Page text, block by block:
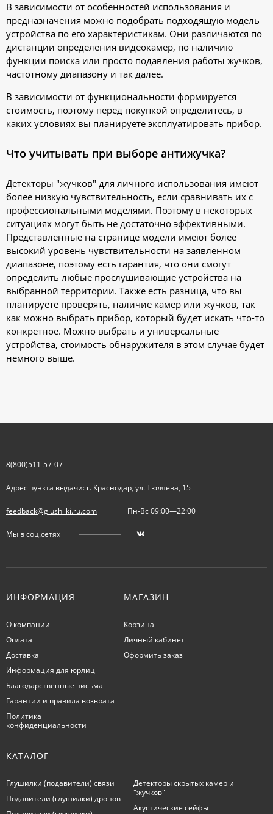
В зависимости от особенностей использования и
предназначения можно подобрать подходящую модель
устройства по его характеристикам. Они различаются по
дистанции определения видеокамер, по наличию
функции поиска или просто подавления работы жучков,
частотному диапазону и так далее.
В зависимости от функциональности формируется
стоимость, поэтому перед покупкой определитесь, в
каких условиях вы планируете эксплуатировать прибор.
Что учитывать при выборе антижучка?
Детекторы "жучков" для личного использования имеют
более низкую чувствительность, если сравнивать их с
профессиональными моделями. Поэтому в некоторых
ситуациях могут быть не достаточно эффективными.
Представленные на странице модели имеют более
высокий уровень чувствительности на заявленном
диапазоне, поэтому есть гарантия, что они смогут
определить любые прослушивающие устройства на
выбранной территории. Также есть разница, что вы
планируете проверять, наличие камер или жучков, так
как можно выбрать прибор, который будет искать что-то
конкретное. Можно выбрать и универсальные
устройства, стоимость обнаружителя в этом случае будет
немного выше.
8(800)511-57-07
Адрес пункта выдачи: г. Краснодар, ул. Тюляева, 15
feedback@glushilki.ru.com Пн-Вс 09:00—22:00
Мы в соц.сетях
ИНФОРМАЦИЯ
О компании
Оплата
Доставка
Информация для юрлиц
Благодарственные письма
Гарантии и правила возврата
Политика
конфиденциальности
МАГАЗИН
Корзина
Личный кабинет
Оформить заказ
КАТАЛОГ
Глушилки (подавители) связи
Подавители (глушилки) дронов
Детекторы скрытых камер и
"жучков"
Акустические сейфы